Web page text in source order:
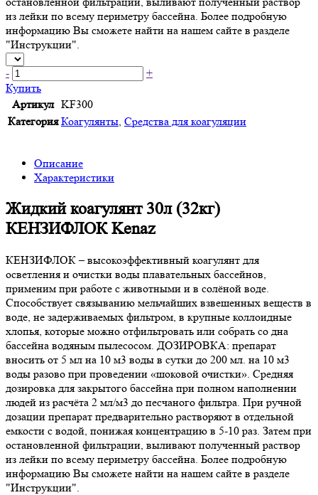
из лейки по всему периметру бассейна. Более подробную
информацию Вы сможете найти на нашем сайте в разделе
"Инструкции".
-
+
Купить
Артикул KF300
Категория Коагулянты Средства для коагуляции
Описание
Характеристики
Жидкий коагулянт 30л (32кг)
КЕНЗИФЛОК Kenaz
КЕНЗИФЛОК – высокоэффективный коагулянт для
осветления и очистки воды плавательных бассейнов,
применим при работе с животными и в солёной воде.
Способствует связыванию мельчайших взвешенных веществ в
воде, не задерживаемых фильтром, в крупные коллоидные
хлопья, которые можно отфильтровать или собрать со дна
бассейна водяным пылесосом. ДОЗИРОВКА: препарат
вносить от 5 мл на 10 м3 воды в сутки до 200 мл. на 10 м3
воды разово при проведении «шоковой очистки». Средняя
дозировка для закрытого бассейна при полном наполнении
людей из расчёта 2 мл/м3 до песчаного фильтра. При ручной
дозации препарат предварительно растворяют в отдельной
емкости с водой, понижая концентрацию в 5-10 раз. Затем при
остановленной фильтрации, выливают полученный раствор
из лейки по всему периметру бассейна. Более подробную
информацию Вы сможете найти на нашем сайте в разделе
"Инструкции".